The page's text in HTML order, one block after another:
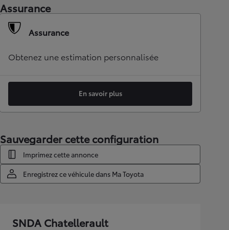
Assurance
Assurance
Obtenez une estimation personnalisée
En savoir plus
Sauvegarder cette configuration
Imprimez cette annonce
Enregistrez ce véhicule dans Ma Toyota
SNDA Chatellerault